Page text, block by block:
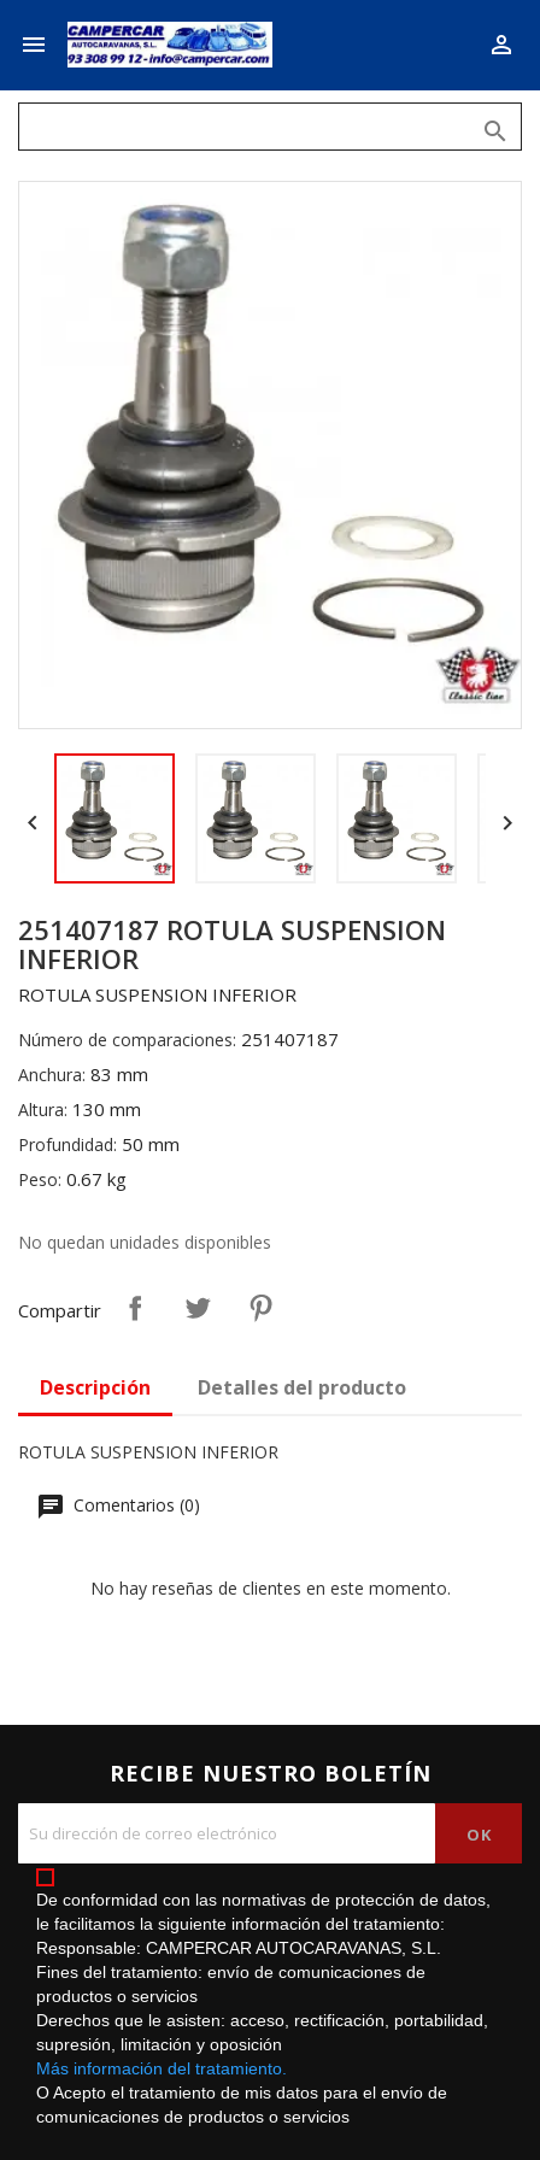
 

 
251407187 ROTULA SUSPENSION
INFERIOR
ROTULA SUSPENSION INFERIOR
Número de comparaciones: 251407187
Anchura: 83 mm
Altura: 130 mm
Profundidad: 50 mm
Peso: 0.67 kg
No quedan unidades disponibles
Compartir
Descripción Detalles del producto
ROTULA SUSPENSION INFERIOR
Comentarios (0)
No hay reseñas de clientes en este momento.
RECIBE NUESTRO BOLETÍN
De conformidad con las normativas de protección de datos,
le facilitamos la siguiente información del tratamiento:
Responsable: CAMPERCAR AUTOCARAVANAS, S.L.
Fines del tratamiento: envío de comunicaciones de
productos o servicios
Derechos que le asisten: acceso, rectificación, portabilidad,
supresión, limitación y oposición
Más información del tratamiento.
O Acepto el tratamiento de mis datos para el envío de
comunicaciones de productos o servicios